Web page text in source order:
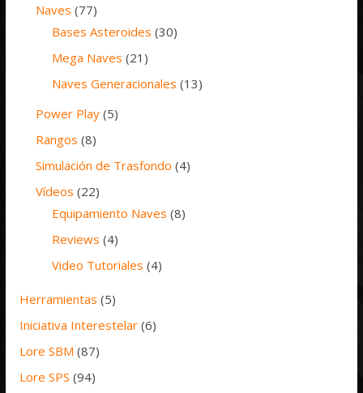
Naves (77)
Bases Asteroides (30)
Mega Naves (21)
Naves Generacionales (13)
Power Play (5)
Rangos (8)
Simulación de Trasfondo (4)
Vídeos (22)
Equipamiento Naves (8)
Reviews (4)
Video Tutoriales (4)
Herramientas (5)
Iniciativa Interestelar (6)
Lore SBM (87)
Lore SPS (94)